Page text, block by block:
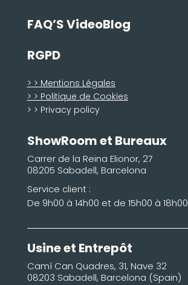
FAQ’S VideoBlog
RGPD
> > Mentions Légales
> > Politique de Cookies
> > Privacy policy
ShowRoom et Bureaux
Carrer de la Reina Elionor, 27
08205 Sabadell, Barcelona
Service client :
De 9h00 à 14h00 et de 15h00 à 18h00
Usine et Entrepôt
Camí Can Quadres, 31, Nave 32
08203 Sabadell, Barcelona (Spain)